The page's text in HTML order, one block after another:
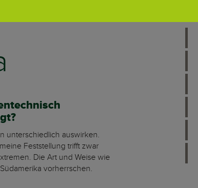
unterschiedlich auswirken.
Feststellung trifft zwar
Die Art und Weise wie
vorherrschen.